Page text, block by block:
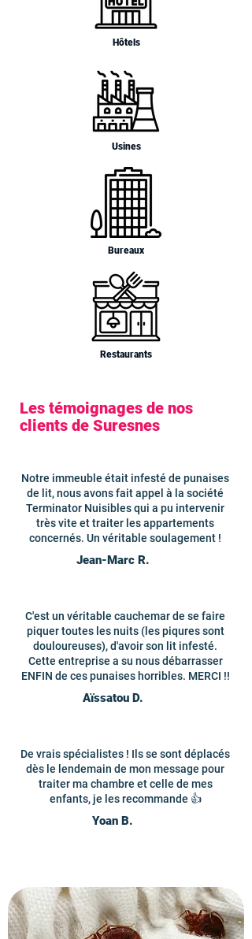
Hôtels
Usines
Bureaux
Restaurants
Les témoignages de nos
clients de Suresnes
Notre immeuble était infesté de punaises
de lit, nous avons fait appel à la société
Terminator Nuisibles qui a pu intervenir
très vite et traiter les appartements
concernés. Un véritable soulagement !
Jean-Marc R.
C'est un véritable cauchemar de se faire
piquer toutes les nuits (les piqures sont
douloureuses), d'avoir son lit infesté.
Cette entreprise a su nous débarrasser
ENFIN de ces punaises horribles. MERCI !!
Aïssatou D.
De vrais spécialistes ! Ils se sont déplacés
dès le lendemain de mon message pour
traiter ma chambre et celle de mes
enfants, je les recommande 👍
Yoan B.